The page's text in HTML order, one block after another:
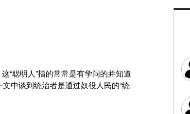
“聪明人”指的常常是有学问的并知道
中谈到统治者是通过奴役人民的“统